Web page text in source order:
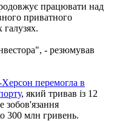
працювати над
приватного
галузях.
- резюмував
Херсон перемогла в
, який тривав із 12
зобов'язання
300 млн гривень.